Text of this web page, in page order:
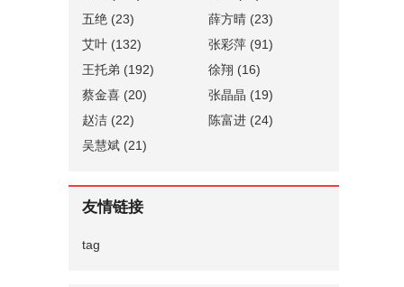
五绝 (23) 薛方晴 (23)
艾叶 (132) 张彩萍 (91)
王托弟 (192) 徐翔 (16)
蔡金喜 (20) 张晶晶 (19)
赵洁 (22) 陈富进 (24)
吴慧斌 (21)
友情链接
tag